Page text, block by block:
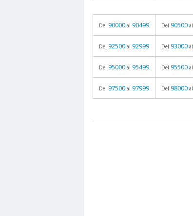
Del 90000 al 90499 Del 90500 al
Del 92500 al 92999 Del 93000 al
Del 95000 al 95499 Del 95500 al
Del 97500 al 97999 Del 98000 al